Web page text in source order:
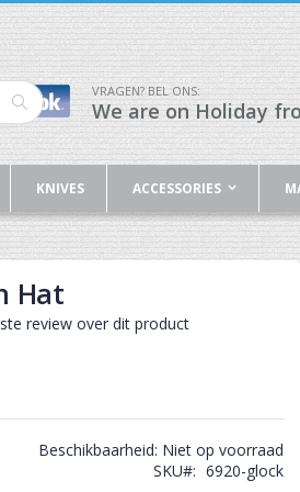
Zoek
VRAGEN? BEL ONS:
We are on Holiday
KNIVES ACCESSORIES
Hat
review over dit product
Beschikbaarheid: Niet op voorraad
SKU
6920-glock